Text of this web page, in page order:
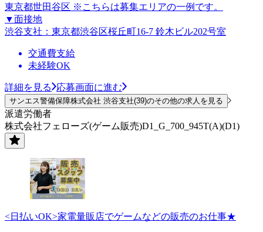
東京都世田谷区 ※こちらは募集エリアの一例です。
▼面接地
渋谷支社：東京都渋谷区桜丘町16-7 鈴木ビル202号室
交通費支給
未経験OK
詳細を見る 応募画面に進む
サンエス警備保障株式会社 渋谷支社(39)のその他の求人を見る
派遣労働者
株式会社フェローズ(ゲーム販売)D1_G_700_945T(A)(D1)
<日払いOK>家電量販店でゲームなどの販売のお仕事★